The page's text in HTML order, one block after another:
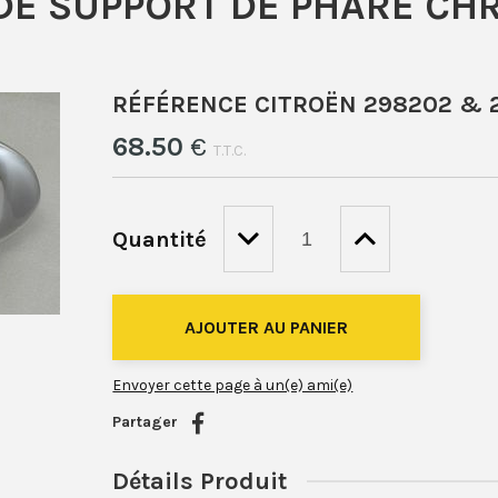
RÉFÉRENCE CITROËN 298202 &
68.50 €T.T.C.
Quantité
Envoyer cette page à un(e) ami(e)
Partager
Détails Produit